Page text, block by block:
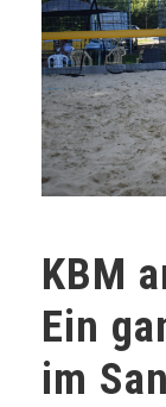
KBM
Ein
im